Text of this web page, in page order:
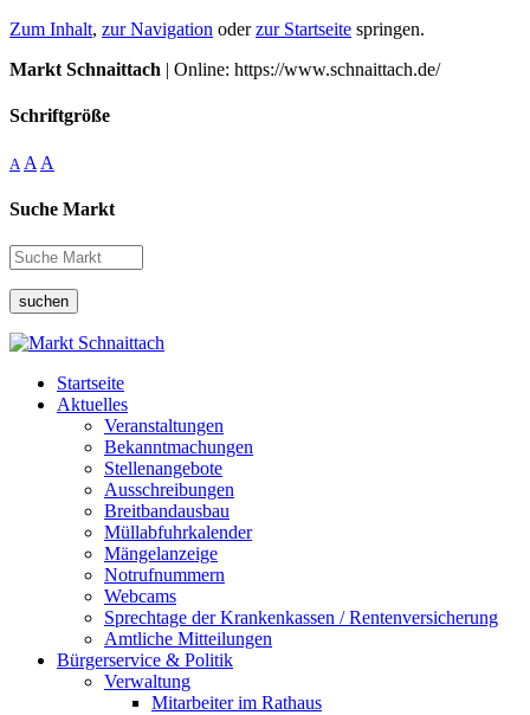
Zum Inhalt, zur Navigation oderzur Startseite springen.
Markt Schnaittach | Online: https://www.schnaittach.de/
Schriftgröße
A A A
Suche Markt
suchen
Startseite
Aktuelles
Veranstaltungen
Bekanntmachungen
Stellenangebote
Ausschreibungen
Breitbandausbau
Müllabfuhrkalender
Mängelanzeige
Notrufnummern
Webcams
Sprechtage der Krankenkassen / Rentenversicherung
Amtliche Mitteilungen
Bürgerservice & Politik
Verwaltung
Mitarbeiter im Rathaus